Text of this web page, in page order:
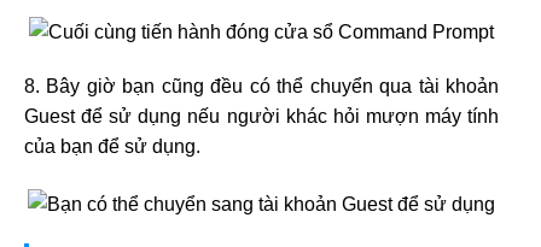
8. Bây giờ bạn cũng đều có thể chuyển qua tài khoản
Guest để sử dụng nếu người khác hỏi mượn máy tính
của bạn để sử dụng.